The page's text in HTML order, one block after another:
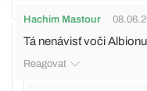
Hachim Mastour
Tá nenávisť voči
Reagovat